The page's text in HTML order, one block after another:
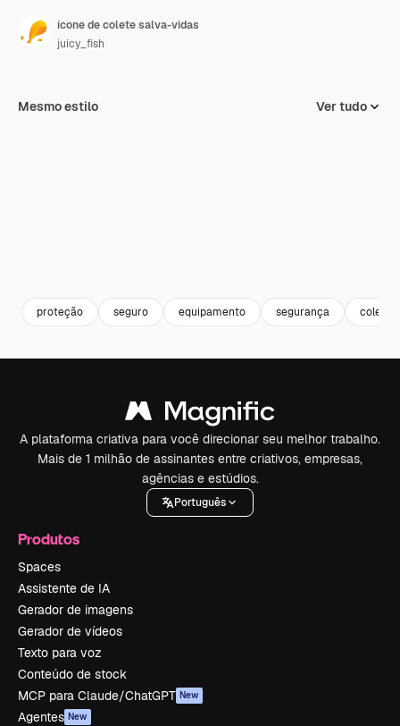
ícone de colete salva-vidas
juicy_fish
Mesmo estilo Ver tudo
proteção seguro equipamento segurança colete
A plataforma criativa para você direcionar seu melhor trabalho.
Mais de 1 milhão de assinantes entre criativos, empresas,
agências e estúdios.
Português
Produtos
Spaces
Assistente de IA
Gerador de imagens
Gerador de vídeos
Texto para voz
Conteúdo de stock
MCP para Claude/ChatGPT New
Agentes New